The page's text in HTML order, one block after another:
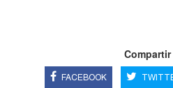
FACEBOOK